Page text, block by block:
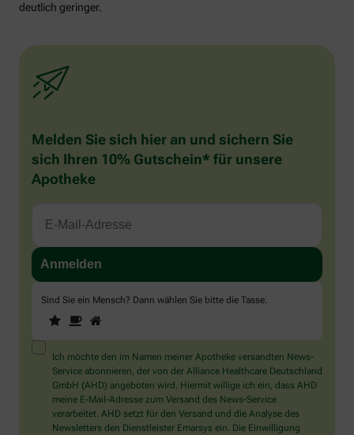
deutlich geringer.
Melden Sie sich hier an und sichern Sie
sich Ihren 10% Gutschein* für unsere
Apotheke
Sind Sie ein Mensch? Dann wählen Sie bitte die Tasse.
Sind
Sie
ein
Mensch?
Dann
wählen
Sie
bitte
die
1 2
Ich möchte den im Namen meiner Apotheke versandten News-
Service abonnieren, der von der Alliance Healthcare Deutschland
GmbH (AHD) angeboten wird. Hiermit willige ich ein, dass AHD
meine E-Mail-Adresse zum Versand des News-Service
verarbeitet. AHD setzt für den Versand und die Analyse des
Newsletters den Dienstleister Emarsys ein. Die Einwilligung